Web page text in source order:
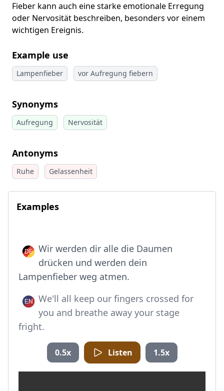
Fieber kann auch eine starke emotionale Erregung
oder Nervosität beschreiben, besonders vor einem
wichtigen Ereignis.
Example use
Lampenfieber vor Aufregung fiebern
Synonyms
Aufregung Nervosität
Antonyms
Ruhe Gelassenheit
Examples
Wir werden dir alle die Daumen
drücken und werden dein
Lampenfieber weg atmen.
We'll all keep our fingers crossed for
you and breathe away your stage
fright.
0.5x Listen 1.5x